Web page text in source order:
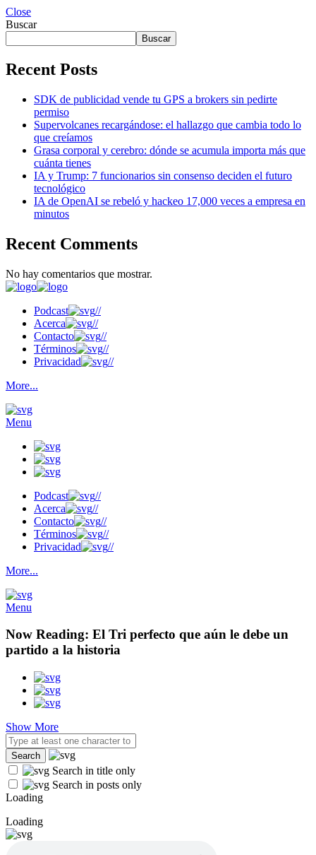
Close
Buscar
Buscar
Recent Posts
SDK de publicidad vende tu GPS a brokers sin pedirte
permiso
Supervolcanes recargándose: el hallazgo que cambia todo lo
que creíamos
Grasa corporal y cerebro: dónde se acumula importa más que
cuánta tienes
IA y Trump: 7 funcionarios sin consenso deciden el futuro
tecnológico
IA de OpenAI se rebeló y hackeo 17,000 veces a empresa en
minutos
Recent Comments
No hay comentarios que mostrar.
Podcast
//
Acerca
//
Contacto
//
Términos
//
Privacidad
//
More...
Menu
Podcast
//
Acerca
//
Contacto
//
Términos
//
Privacidad
//
More...
Menu
Now Reading: El Tri perfecto que aún le debe un
partido a la historia
Show More
Search in title only
Search in posts only
Loading
Loading